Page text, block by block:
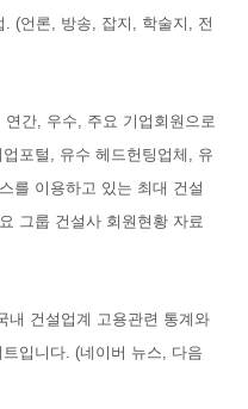
. (언론, 방송, 잡지, 학술지, 전
간, 우수, 주요 기업회원으로
포털, 유수 헤드헌팅업체, 유
를 이용하고 있는 최대 건설
그룹 건설사 회원현황 자료
내 건설업계 고용관련 통계와
입니다. (네이버 뉴스, 다음